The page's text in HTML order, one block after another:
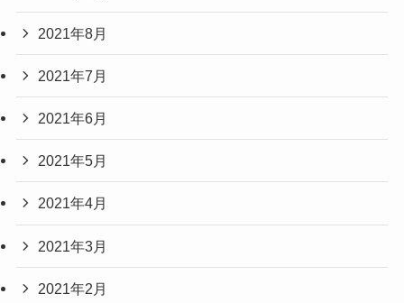
2021年8月
2021年7月
2021年6月
2021年5月
2021年4月
2021年3月
2021年2月